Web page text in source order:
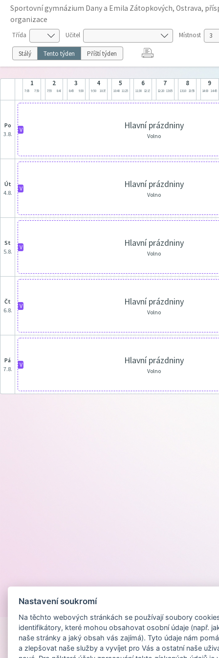
Sportovní gymnázium Dany a Emila Zátopkových, Ostrava,
organizace
Třída Učitel Místnost
Stálý Tento týden Příští týden
1
7:05 7:50
2
7:55 8:40
3
8:45 9:30
4
9:50 10:35
5
10:40 11:25
6
11:30 12:15
7
12:20 13:05
8
13:10 13:55
9
14:00 14:45
po
3.8.
V Hlavní prázdniny
Volno
út
4.8.
V Hlavní prázdniny
Volno
st
5.8.
V Hlavní prázdniny
Volno
čt
6.8.
V Hlavní prázdniny
Volno
pá
7.8.
V Hlavní prázdniny
Volno
Nastavení soukromí
Na těchto webových stránkách se používají soubory
identifikátory, které mohou obsahovat osobní údaje (např.
naše stránky a jaký obsah vás zajímá). Tyto údaje nám
a zlepšovat naše služby a vyvíjet pro Vás a ostatní naše